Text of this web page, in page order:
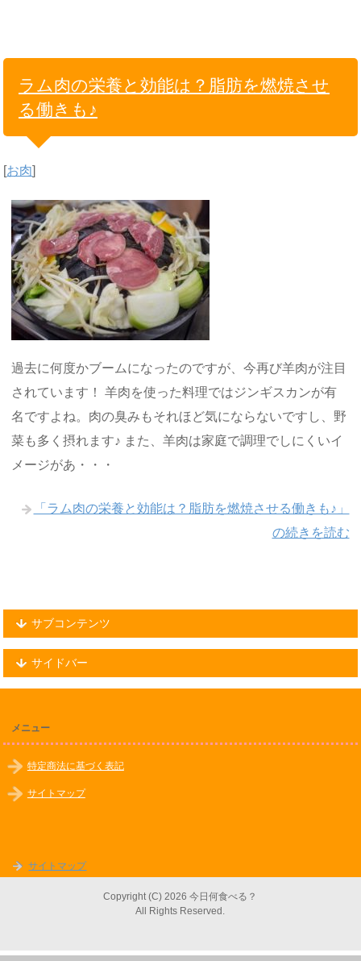
ラム肉の栄養と効能は？脂肪を燃焼させ
る働きも♪
[お肉]
過去に何度かブームになったのですが、今再び羊肉が注目
されています！ 羊肉を使った料理ではジンギスカンが有
名ですよね。肉の臭みもそれほど気にならないですし、野
菜も多く摂れます♪ また、羊肉は家庭で調理でしにくいイ
メージがあ・・・
「ラム肉の栄養と効能は？脂肪を燃焼させる働きも♪」
の続きを読む
サブコンテンツ
サイドバー
メニュー
特定商法に基づく表記
サイトマップ
サイトマップ
Copyright (C) 2026 今日何食べる？
All Rights Reserved.